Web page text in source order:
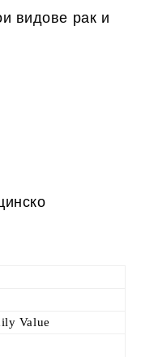
видове рак и
Value